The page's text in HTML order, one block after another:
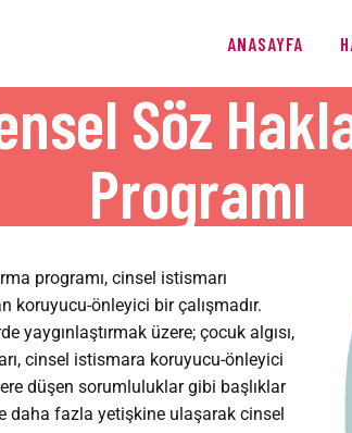
ANASAYFA
Söz
Programı
HAKKIMIZDA
PROGRAMLAR
ÜRETIMLER
BAĞIŞ
programı, cinsel istismarı
önleyici bir çalışmadır.
yaygınlaştırmak üzere; çocuk algısı,
cinsel istismara koruyucu-önleyici
düşen sorumluluklar gibi başlıklar
daha fazla yetişkine ulaşarak cinsel